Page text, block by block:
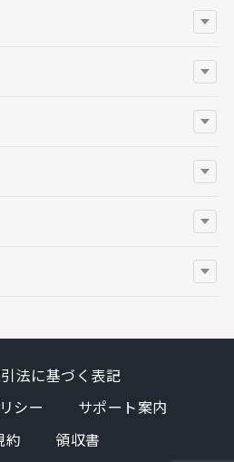
法に基づく表記
シー
サポート案内
約
領収書